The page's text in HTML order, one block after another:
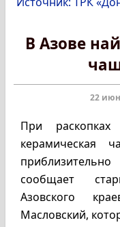
В Азове
22
При
керамическая
сообщает
Азовского
Масловский,